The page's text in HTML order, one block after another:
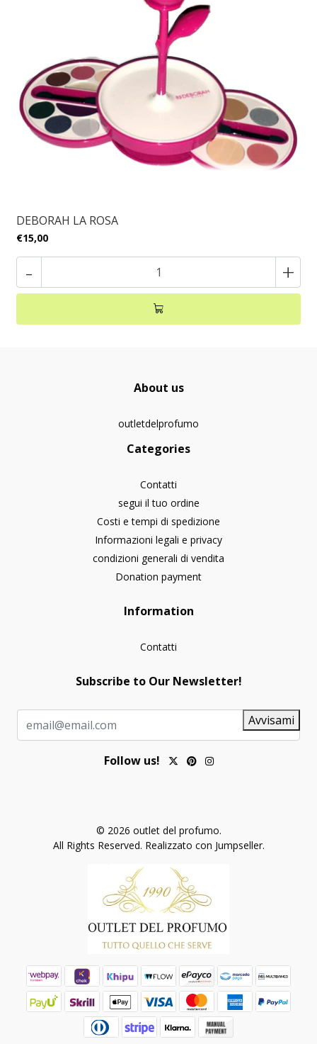
DEBORAH LA ROSA
€15,00
- +
About us
outletdelprofumo
Categories
Contatti
segui il tuo ordine
Costi e tempi di spedizione
Informazioni legali e privacy
condizioni generali di vendita
Donation payment
Information
Contatti
Subscribe to Our Newsletter!
Avvisami
Follow us!
© 2026 outlet del profumo.
All Rights Reserved. Realizzato con Jumpseller.